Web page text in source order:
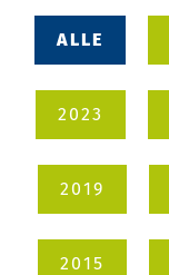
ALLE
2023
2019
2015